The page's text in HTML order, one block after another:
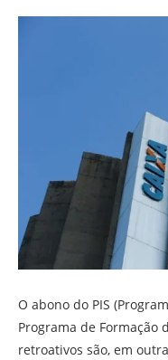
O abono do PIS
Programa de Formação
retroativos são, em